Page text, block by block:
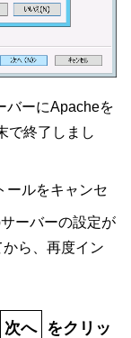
バーにApacheを
で終了しまし
ールをキャンセ
ーバーの設定が
ら、再度イン
次へ をクリッ